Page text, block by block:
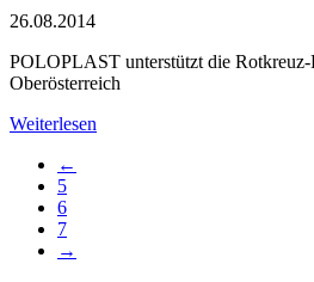
26.08.2014
POLOPLAST unterstützt die
Oberösterreich
Weiterlesen
←
5
6
7
→